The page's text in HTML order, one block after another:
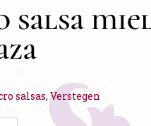
salsa
salsas, Verstegen